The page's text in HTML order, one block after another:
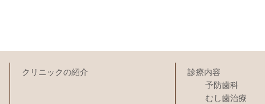
クリニックの紹介
診療内容
予防歯科
むし歯治療